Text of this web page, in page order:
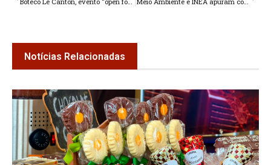
Notícias Relacionadas